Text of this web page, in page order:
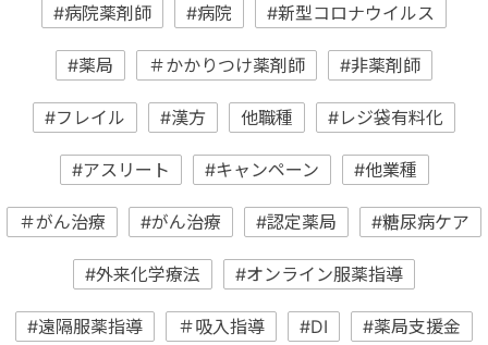
#病院薬剤師 #病院 #新型コロナウイルス
#薬局 ＃かかりつけ薬剤師 #非薬剤師
#フレイル #漢方 他職種 #レジ袋有料化
#アスリート #キャンペーン #他業種
＃がん治療 #がん治療 #認定薬局 #糖尿病ケア
#外来化学療法 #オンライン服薬指導
#遠隔服薬指導 ＃吸入指導 #DI #薬局支援金